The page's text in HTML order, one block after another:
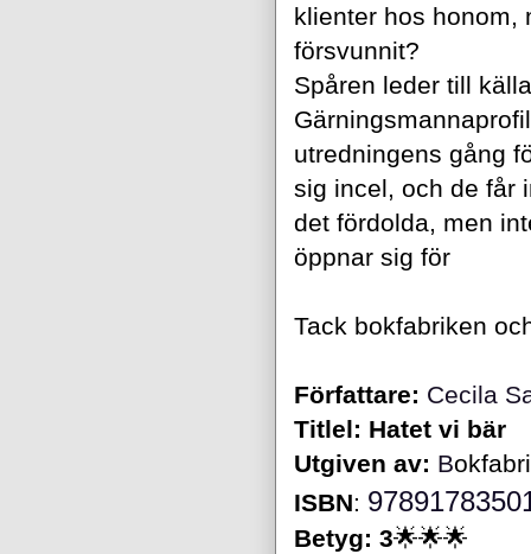
klienter hos honom,
försvunnit?
Spåren leder till
utredningens gång
sig incel, och de får
det fördolda, men
öppnar sig för
Tack bokfabriken
Författare: Cecila
Titlel: Hatet vi bär
Utgiven av: B
ISBN:
Betyg: 3🌟🌟🌟